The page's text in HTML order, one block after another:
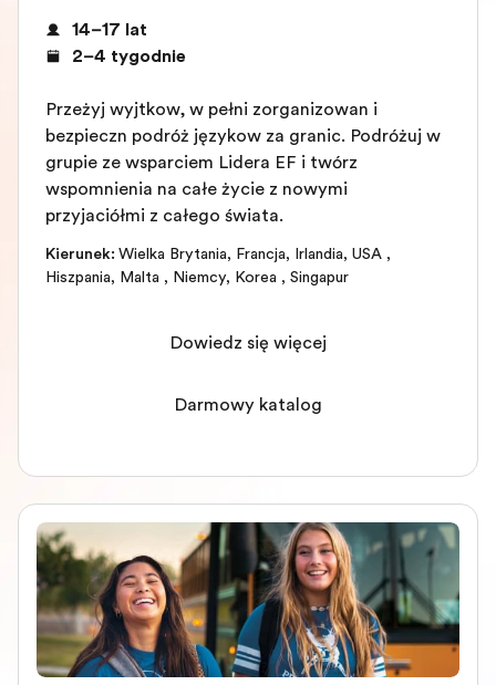
14–17 lat
2–4 tygodnie
Przeżyj wyjątkową, w pełni zorganizowaną i
bezpieczną podróż językową za granicą. Podróżuj w
grupie ze wsparciem Lidera EF i twórz
wspomnienia na całe życie z nowymi
przyjaciółmi z całego świata.
Kierunek: Wielka Brytania, Francja, Irlandia, USA ,
Hiszpania, Malta , Niemcy, Korea , Singapur
Dowiedz się więcej
Darmowy katalog